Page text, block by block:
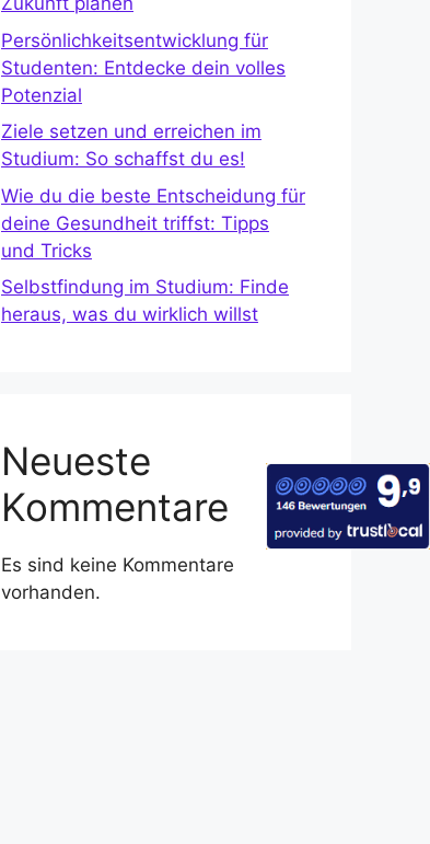
Persönlichkeitsentwicklung für
Studenten: Entdecke dein volles
Potenzial
Ziele setzen und erreichen im
Studium: So schaffst du es!
Wie du die beste Entscheidung für
deine Gesundheit triffst: Tipps
und Tricks
Selbstfindung im Studium: Finde
heraus, was du wirklich willst
Neueste
Kommentare
Es sind keine Kommentare
vorhanden.